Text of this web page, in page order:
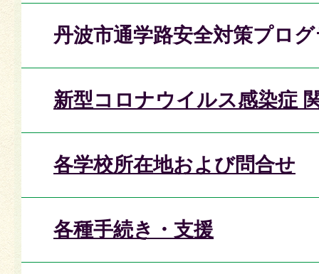
丹波市通学路安全対策プロ
新型コロナウイルス感染症
各学校所在地および問合せ
各種手続き・支援